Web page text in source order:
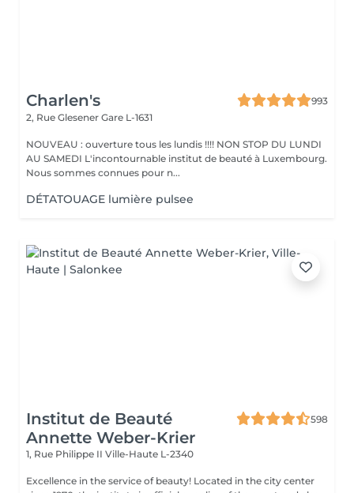
Charlen's
993
2, Rue Glesener Gare L-1631
NOUVEAU : ouverture tous les lundis !!!! NON STOP DU LUNDI
AU SAMEDI L'incontournable institut de beauté à Luxembourg.
Nous sommes connues pour n...
DÉTATOUAGE lumière pulsee
Institut de Beauté
Annette Weber-Krier
598
1, Rue Philippe II Ville-Haute L-2340
Excellence in the service of beauty! Located in the city center